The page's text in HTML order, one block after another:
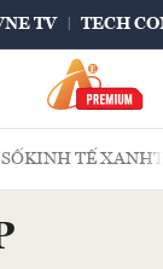
TV TECH
KINH TẾ XANH